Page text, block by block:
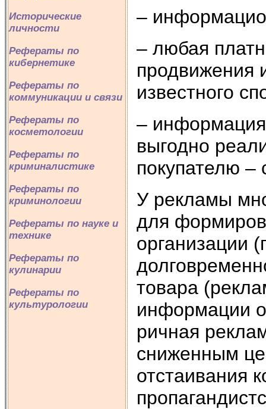
Исторические
личности
Рефераты по
кибернетике
Рефераты по
коммуникации и связи
Рефераты по
косметологии
Рефераты по
криминалистике
Рефераты по
криминологии
Рефераты по науке и
технике
Рефераты по
кулинарии
Рефераты по
культурологии
–
– любая
продвижения
известного
–
выгодно
покупателю –
У рекламы
для
организации
товара
информации
ричная
сниженным
отстаивания